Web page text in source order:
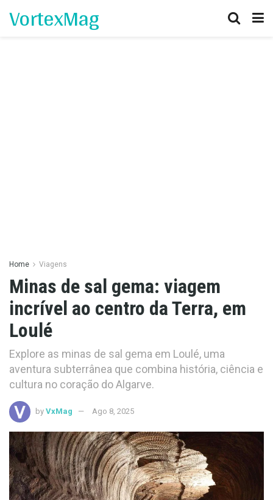
VortexMag
Home Viagens
Minas de sal gema: viagem
incrível ao centro da Terra, em
Loulé
Explore as minas de sal gema em Loulé, uma
aventura subterrânea que combina história, ciência e
cultura no coração do Algarve.
by VxMag Ago 8, 2025